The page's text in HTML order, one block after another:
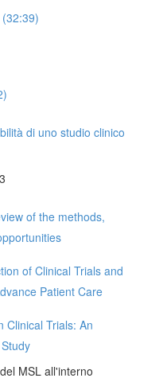
di uno studio clinico
of the methods,
of Clinical Trials and
Patient Care
Clinical Trials: An
MSL all'interno